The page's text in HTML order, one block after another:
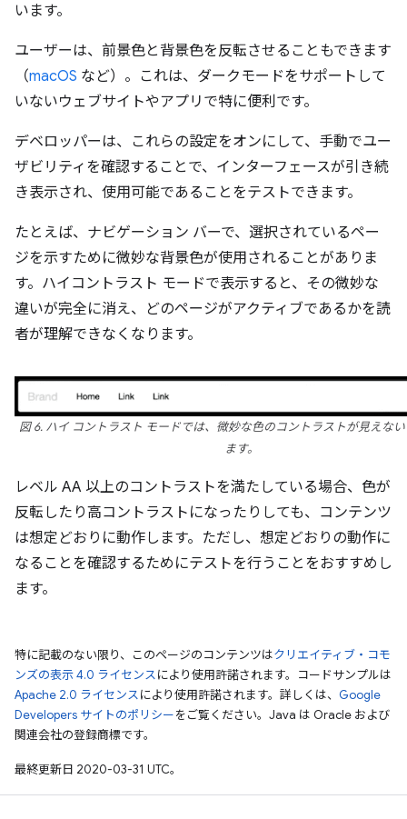
います。
ユーザーは、前景色と背景色を反転させることもできます
（macOS など）。これは、ダークモードをサポートして
いないウェブサイトやアプリで特に便利です。
デベロッパーは、これらの設定をオンにして、手動でユー
ザビリティを確認することで、インターフェースが引き続
き表示され、使用可能であることをテストできます。
たとえば、ナビゲーション バーで、選択されているペー
ジを示すために微妙な背景色が使用されることがありま
す。ハイコントラスト モードで表示すると、その微妙な
違いが完全に消え、どのページがアクティブであるかを読
者が理解できなくなります。
図 6. ハイ コントラスト モードでは、微妙な色のコントラストが見えな
ます。
レベル AA 以上のコントラストを満たしている場合、色が
反転したり高コントラストになったりしても、コンテンツ
は想定どおりに動作します。ただし、想定どおりの動作に
なることを確認するためにテストを行うことをおすすめし
ます。
特に記載のない限り、このページのコンテンツはクリエイティブ・コモ
ンズの表示 4.0 ライセンスにより使用許諾されます。コードサンプルは
Apache 2.0 ライセンスにより使用許諾されます。詳しくは、 Google
Developers サイトのポリシーをご覧ください。Java は Oracle および
関連会社の登録商標です。
最終更新日 2020-03-31 UTC。